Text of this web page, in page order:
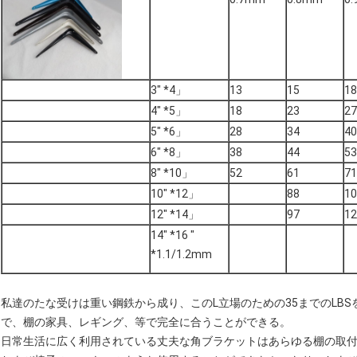
3" *4」 13 15
18
4" *5」
18 23
27
5" *6」
28 34
40
6" *8」
38 44
53
8" *10」
52 61
71
10" *12」
88
12" *14」
97
14" *16 "
*1.1/1.2mm
私達のたな受けは重い鋼鉄から成り、このL立場のための35までの
で、棚の家具、レギング、等で完全に合うことができる。
日常生活に広く利用されている丈夫な角ブラケットはあらゆる棚の取